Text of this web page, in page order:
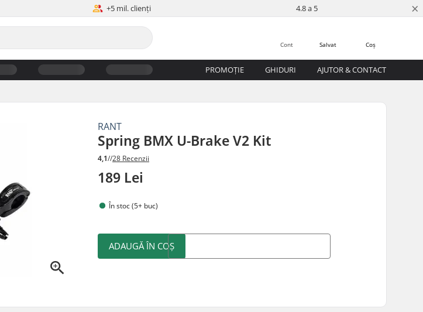
+5 mil. clienți 4.8 a 5 ×
Coș
Salvat
Cont
PROMOȚIE GHIDURI AJUTOR & CONTACT
RANT
Spring BMX U-Brake V2 Kit
4,1//28 Recenzii
189 Lei
În stoc (5+ buc)
ADAUGĂ ÎN COȘ